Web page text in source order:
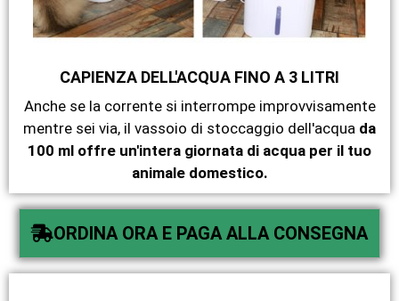
CAPIENZA DELL'ACQUA FINO A 3 LITRI
Anche se la corrente si interrompe improvvisamente
mentre sei via, il vassoio di stoccaggio dell'acqua da
100 ml offre un'intera giornata di acqua per il tuo
animale domestico.
ORDINA ORA E PAGA ALLA CONSEGNA